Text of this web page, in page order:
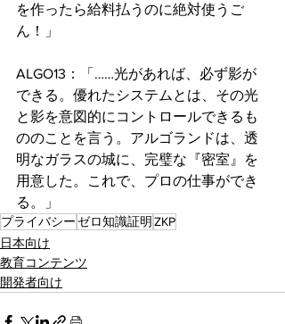
を作ったら給料払うのに絶対使うご
ん！」
ALGO13：「……光があれば、必ず影が
できる。優れたシステムとは、その光
と影を意図的にコントロールできるも
ののことを言う。アルゴランドは、透
明なガラスの城に、完璧な『密室』を
用意した。これで、プロの仕事ができ
る。」
プライバシー ゼロ知識証明ZKP
日本向け
教育コンテンツ
開発者向け